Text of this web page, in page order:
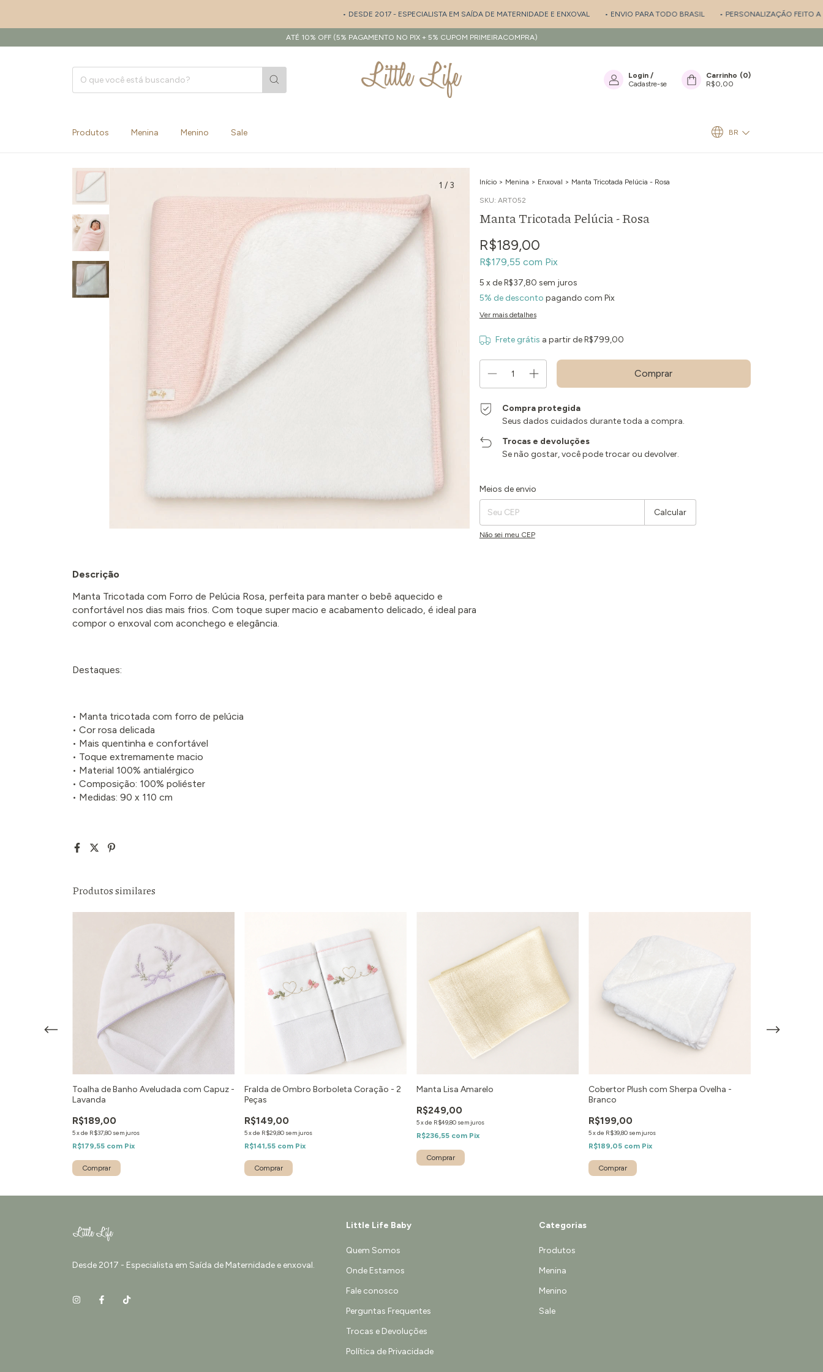
• DESDE 2017 - ESPECIALISTA EM SAÍDA DE MATERNIDADE E ENXOVAL • ENVIO PARA TODO BRASIL • PERSONALIZAÇÃO FEITO A MÃO
ATÉ 10% OFF (5% PAGAMENTO NO PIX + 5% CUPOM PRIMEIRACOMPRA)
Login /
Cadastre-se
Carrinho (0)
R$0,00
Produtos Menina Menino Sale BR
1 / 3 Início > Menina > Enxoval > Manta Tricotada Pelúcia - Rosa
SKU: ART052
Manta Tricotada Pelúcia - Rosa
R$189,00
R$179,55 com Pix
5 x deR$37,80 sem juros
5% de desconto pagando com Pix
Ver mais detalhes
Frete grátis a partir deR$799,00
Compra protegida
Seus dados cuidados durante toda a compra.
Trocas e devoluções
Se não gostar, você pode trocar ou devolver.
Entregas para o CEP:
Meios de envio
Calcular
Não sei meu CEP
Descrição
Manta Tricotada com Forro de Pelúcia Rosa, perfeita para manter o bebê aquecido e
confortável nos dias mais frios. Com toque super macio e acabamento delicado, é ideal para
compor o enxoval com aconchego e elegância.
Destaques:
• Manta tricotada com forro de pelúcia
• Cor rosa delicada
• Mais quentinha e confortável
• Toque extremamente macio
• Material 100% antialérgico
• Composição: 100% poliéster
• Medidas: 90 x 110 cm
Produtos similares
Toalha de Banho Aveludada com Capuz -
Lavanda
R$189,00
5xde R$37,80 sem juros
R$179,55 com Pix
Fralda de Ombro Borboleta Coração - 2
Peças
R$149,00
5xde R$29,80 sem juros
R$141,55 com Pix
Manta Lisa Amarelo
R$249,00
5xde R$49,80 sem juros
R$236,55 com Pix
Comprar
Cobertor Plush com Sherpa Ovelha -
Branco
R$199,00
5xde R$39,80 sem juros
R$189,05 com Pix
Desde 2017 - Especialista em Saída de Maternidade e enxoval.
Little Life Baby
Quem Somos
Onde Estamos
Fale conosco
Perguntas Frequentes
Trocas e Devoluções
Política de Privacidade
Categorias
Produtos
Menina
Menino
Sale